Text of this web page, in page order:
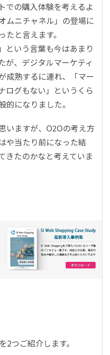
での購入体験を考えるよ
ムニチャネル」の登場に
と言えます。
という言葉も今はあまり
が、デジタルマーケティ
成熟するに連れ、「マー
ログもない」というくら
的になりました。
いますが、O2Oの考え方
や当たり前になった結
きたのかなと考えていま
2つご紹介します。